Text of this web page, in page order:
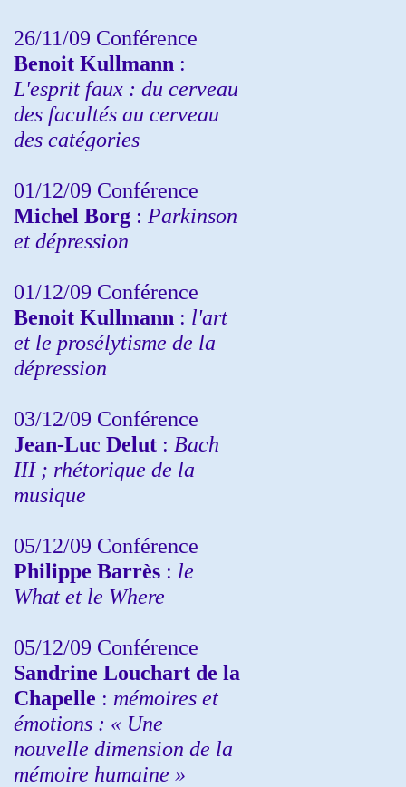
26/11/09 Conférence
Benoit Kullmann :
L'esprit faux : du cerveau
des facultés au cerveau
des catégories
01/12/09 Conférence
Michel Borg : Parkinson
et dépression
01/12/09 Conférence
Benoit Kullmann : l'art
et le prosélytisme de la
dépression
03/12/09 Conférence
Jean-Luc Delut : Bach
III ; rhétorique de la
musique
05/12/09 Conférence
Philippe Barrès : le
What et le Where
05/12/09 Conférence
Sandrine Louchart de la
Chapelle : mémoires et
émotions : « Une
nouvelle dimension de la
mémoire humaine »